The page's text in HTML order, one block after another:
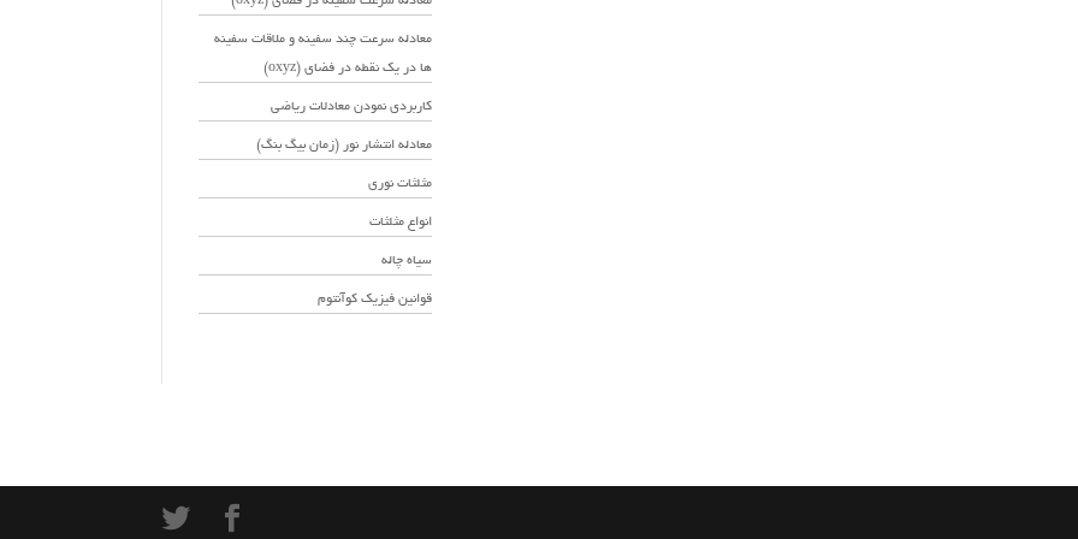
معادله سرعت چند سفینه و ملاقات سفینه
ها در یک نقطه در فضای (oxyz)
کاربردی نمودن معادلات ریاضی
معادله انتشار نور (زمان بیگ بنگ)
مثلثات نوری
انواع مثلثات
سیاه چاله
قوانین فیزیک کوآنتوم